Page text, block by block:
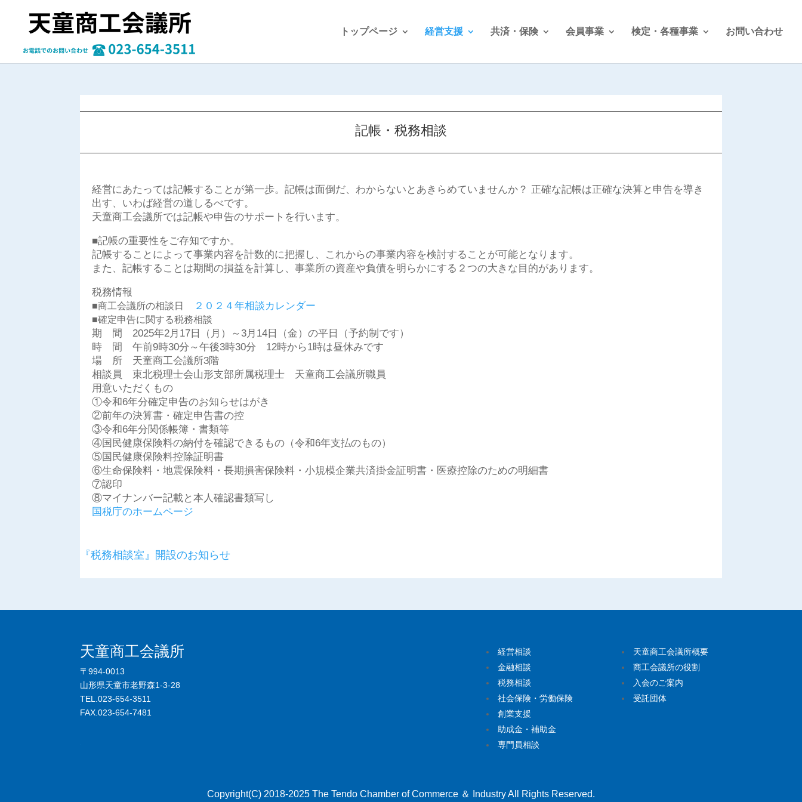
トップページ 経営支援 共済・保険 会員事業 検定・各種事業 お問い合わせ
記帳・税務相談
経営にあたっては記帳することが第一歩。記帳は面倒だ、わからないとあきらめていませんか？ 正確な記帳は正確な決算と申告を導き
出す、いわば経営の道しるべです。
天童商工会議所では記帳や申告のサポートを行います。
■記帳の重要性をご存知ですか。
記帳することによって事業内容を計数的に把握し、これからの事業内容を検討することが可能となります。
また、記帳することは期間の損益を計算し、事業所の資産や負債を明らかにする２つの大きな目的があります。
税務情報
■商工会議所の相談日 ２０２４年相談カレンダー
■確定申告に関する税務相談
期 間 2025年2月17日（月）～3月14日（金）の平日（予約制です）
時 間 午前9時30分～午後3時30分 12時から1時は昼休みです
場 所 天童商工会議所3階
相談員 東北税理士会山形支部所属税理士 天童商工会議所職員
用意いただくもの
①令和6年分確定申告のお知らせはがき
②前年の決算書・確定申告書の控
③令和6年分関係帳簿・書類等
④国民健康保険料の納付を確認できるもの（令和6年支払のもの）
⑤国民健康保険料控除証明書
⑥生命保険料・地震保険料・長期損害保険料・小規模企業共済掛金証明書・医療控除のための明細書
⑦認印
⑧マイナンバー記載と本人確認書類写し
国税庁のホームページ
『税務相談室』開設のお知らせ
天童商工会議所
〒994-0013
山形県天童市老野森1-3-28
TEL.023-654-3511
FAX.023-654-7481
経営相談
金融相談
税務相談
社会保険・労働保険
創業支援
助成金・補助金
専門員相談
天童商工会議所概要
商工会議所の役割
入会のご案内
受託団体
Copyright(C) 2018-2025 The Tendo Chamber of Commerce ＆ Industry All Rights Reserved.